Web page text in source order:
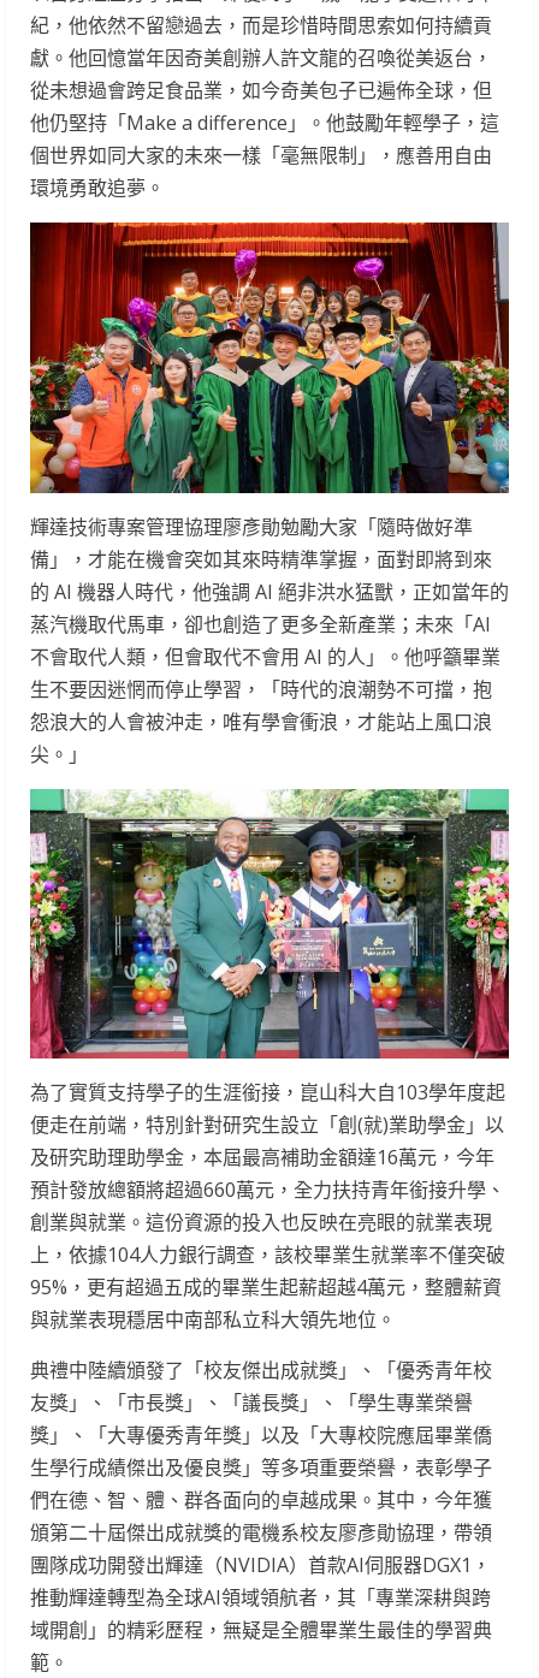
紀，他依然不留戀過去，而是珍惜時間思索如何持續貢
獻。他回憶當年因奇美創辦人許文龍的召喚從美返台，
從未想過會跨足食品業，如今奇美包子已遍佈全球，但
他仍堅持「Make a difference」。他鼓勵年輕學子，這
個世界如同大家的未來一樣「毫無限制」，應善用自由
環境勇敢追夢。
輝達技術專案管理協理廖彥勛勉勵大家「隨時做好準
備」，才能在機會突如其來時精準掌握，面對即將到來
的 AI 機器人時代，他強調 AI 絕非洪水猛獸，正如當年的
蒸汽機取代馬車，卻也創造了更多全新產業；未來「AI
不會取代人類，但會取代不會用 AI 的人」。他呼籲畢業
生不要因迷惘而停止學習，「時代的浪潮勢不可擋，抱
怨浪大的人會被沖走，唯有學會衝浪，才能站上風口浪
尖。」
為了實質支持學子的生涯銜接，崑山科大自103學年度起
便走在前端，特別針對研究生設立「創(就)業助學金」以
及研究助理助學金，本屆最高補助金額達16萬元，今年
預計發放總額將超過660萬元，全力扶持青年銜接升學、
創業與就業。這份資源的投入也反映在亮眼的就業表現
上，依據104人力銀行調查，該校畢業生就業率不僅突破
95%，更有超過五成的畢業生起薪超越4萬元，整體薪資
與就業表現穩居中南部私立科大領先地位。
典禮中陸續頒發了「校友傑出成就獎」、「優秀青年校
友獎」、「市長獎」、「議長獎」、「學生專業榮譽
獎」、「大專優秀青年獎」以及「大專校院應屆畢業僑
生學行成績傑出及優良獎」等多項重要榮譽，表彰學子
們在德、智、體、群各面向的卓越成果。其中，今年獲
頒第二十屆傑出成就獎的電機系校友廖彥勛協理，帶領
團隊成功開發出輝達（NVIDIA）首款AI伺服器DGX1，
推動輝達轉型為全球AI領域領航者，其「專業深耕與跨
域開創」的精彩歷程，無疑是全體畢業生最佳的學習典
範。